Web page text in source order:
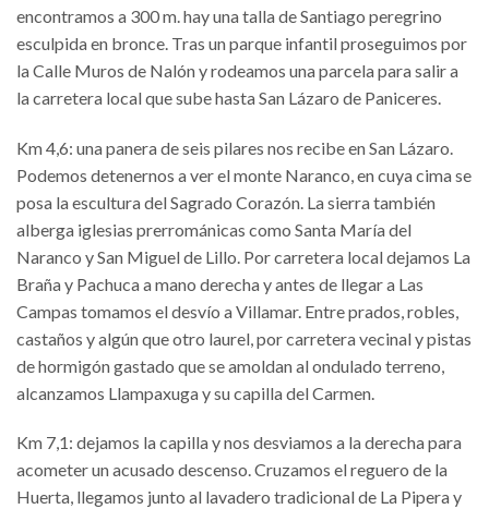
encontramos a 300 m. hay una talla de Santiago peregrino
esculpida en bronce. Tras un parque infantil proseguimos por
la Calle Muros de Nalón y rodeamos una parcela para salir a
la carretera local que sube hasta San Lázaro de Paniceres.
Km 4,6: una panera de seis pilares nos recibe en San Lázaro.
Podemos detenernos a ver el monte Naranco, en cuya cima se
posa la escultura del Sagrado Corazón. La sierra también
alberga iglesias prerrománicas como Santa María del
Naranco y San Miguel de Lillo. Por carretera local dejamos La
Braña y Pachuca a mano derecha y antes de llegar a Las
Campas tomamos el desvío a Villamar. Entre prados, robles,
castaños y algún que otro laurel, por carretera vecinal y pistas
de hormigón gastado que se amoldan al ondulado terreno,
alcanzamos Llampaxuga y su capilla del Carmen.
Km 7,1: dejamos la capilla y nos desviamos a la derecha para
acometer un acusado descenso. Cruzamos el reguero de la
Huerta, llegamos junto al lavadero tradicional de La Pipera y